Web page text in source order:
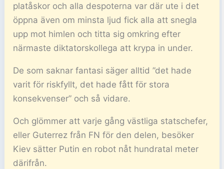
platåskor och alla despoterna var där ute i det
öppna även om minsta ljud fick alla att snegla
upp mot himlen och titta sig omkring efter
närmaste diktatorskollega att krypa in under.
De som saknar fantasi säger alltid ”det hade
varit för riskfyllt, det hade fått för stora
konsekvenser” och så vidare.
Och glömmer att varje gång västliga statschefer,
eller Guterrez från FN för den delen, besöker
Kiev sätter Putin en robot nåt hundratal meter
därifrån.